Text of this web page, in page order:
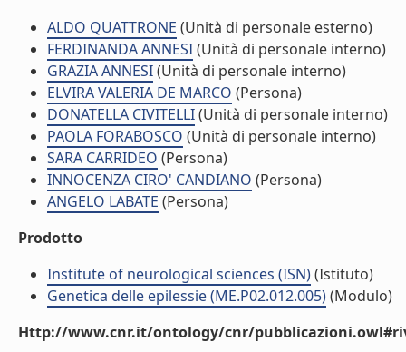
ALDO QUATTRONE (Unità di personale esterno)
FERDINANDA ANNESI(Unità di personale interno)
GRAZIA ANNESI(Unità di personale interno)
ELVIRA VALERIA DE MARCO (Persona)
DONATELLA CIVITELLI(Unità di personale interno)
PAOLA FORABOSCO (Unità di personale interno)
SARA CARRIDEO (Persona)
INNOCENZA CIRO' CANDIANO (Persona)
ANGELO LABATE (Persona)
Prodotto
Institute of neurological sciences (ISN)(Istituto)
Genetica delle epilessie (ME.P02.012.005)(Modulo)
Http://www.cnr.it/ontology/cnr/